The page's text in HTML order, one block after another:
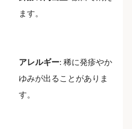
ます。
アレルギー: 稀に発疹やか
ゆみが出ることがありま
す。